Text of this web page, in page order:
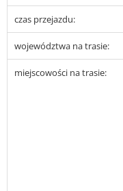
czas przejazdu:
województwa na trasie:
miejscowości na trasie: